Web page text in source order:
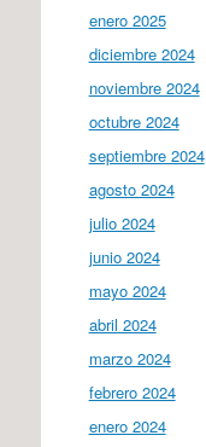
enero 2025
diciembre 2024
noviembre 2024
octubre 2024
septiembre 2024
agosto 2024
julio 2024
junio 2024
mayo 2024
abril 2024
marzo 2024
febrero 2024
enero 2024